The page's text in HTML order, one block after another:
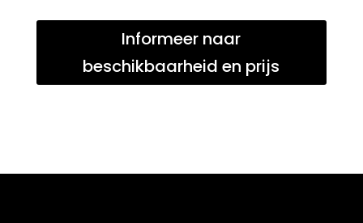
Informeer naar
beschikbaarheid en prijs